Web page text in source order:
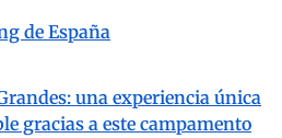
de España
una experiencia única
gracias a este campamento